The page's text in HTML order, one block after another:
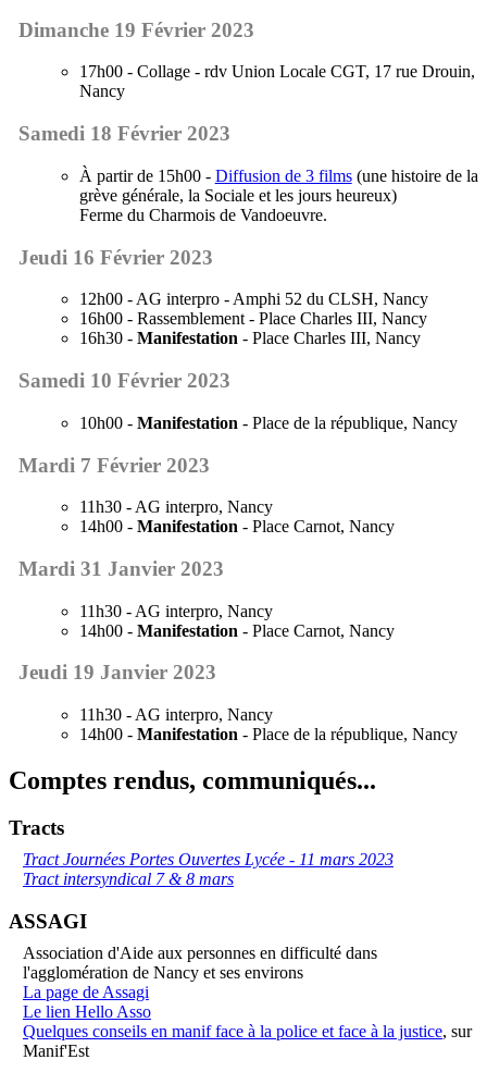
Dimanche 19 Février 2023
17h00 - Collage - rdv Union Locale CGT, 17 rue Drouin,
Nancy
Samedi 18 Février 2023
À partir de 15h00 - Diffusion de 3 films(une histoire de la
grève générale, la Sociale et les jours heureux)
Ferme du Charmois de Vandoeuvre.
Jeudi 16 Février 2023
12h00 - AG interpro - Amphi 52 du CLSH, Nancy
16h00 - Rassemblement - Place Charles III, Nancy
16h30 - Manifestation - Place Charles III, Nancy
Samedi 10 Février 2023
10h00 - Manifestation - Place de la république, Nancy
Mardi 7 Février 2023
11h30 - AG interpro, Nancy
14h00 - Manifestation - Place Carnot, Nancy
Mardi 31 Janvier 2023
11h30 - AG interpro, Nancy
14h00 - Manifestation - Place Carnot, Nancy
Jeudi 19 Janvier 2023
11h30 - AG interpro, Nancy
14h00 - Manifestation - Place de la république, Nancy
Comptes rendus, communiqués...
Tracts
Tract Journées Portes Ouvertes Lycée - 11 mars 2023
Tract intersyndical 7 & 8 mars
ASSAGI
Association d'Aide aux personnes en difficulté dans
l'agglomération de Nancy et ses environs
La page de Assagi
Le lien Hello Asso
Quelques conseils en manif face à la police et face à la justice, sur
Manif'Est